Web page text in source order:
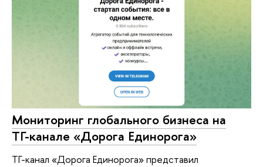
Мониторинг глобального бизнеса на
ТГ-канале «Дорога Единорога»
ТГ-канал «Дорога Единорога» представил